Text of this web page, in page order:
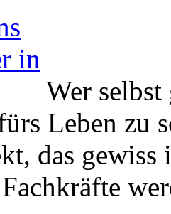
Wer
Leben zu
das gewiss